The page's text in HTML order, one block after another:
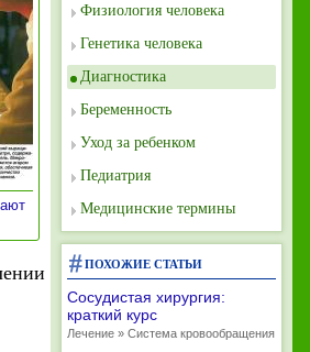
Физиология человека
Генетика человека
Диагностика
Беременность
Уход за ребенком
Педиатрия
Медицинские термины
ПОХОЖИЕ СТАТЬИ
Сосудистая хирургия:
краткий курс
Лечение » Система кровообращения